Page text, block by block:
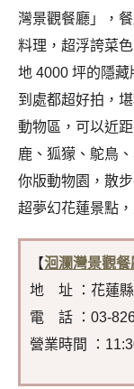
灣景觀餐廳」，
料理，超浮誇菜
地 4000 坪的隱藏
到處都超好拍，
動物區，可以近
鹿、狐獴、鴕鳥
你版動物園，散
超夢幻花蓮景點
【洄瀾灣景觀餐
地 址 ：花蓮縣
電 話 ：03-
營業時間 ：